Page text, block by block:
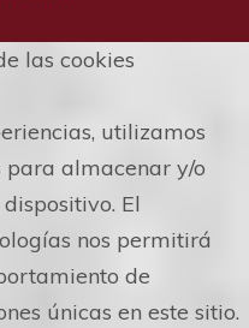
las cookies
utilizamos
para almacenar y/o
El
nos permitirá
de
únicas en este sitio.